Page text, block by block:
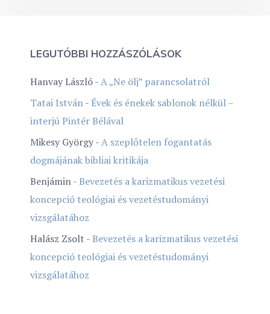
LEGUTÓBBI HOZZÁSZÓLÁSOK
Hanvay László-A „Ne ölj” parancsolatról
Tatai István- Évek és énekek sablonok nélkül –
interjú Pintér Bélával
Mikesy György-A szeplőtelen fogantatás
dogmájának bibliai kritikája
Benjámin-Bevezetés a karizmatikus vezetési
koncepció teológiai és vezetéstudományi
vizsgálatához
Halász Zsolt -Bevezetés a karizmatikus vezetési
koncepció teológiai és vezetéstudományi
vizsgálatához